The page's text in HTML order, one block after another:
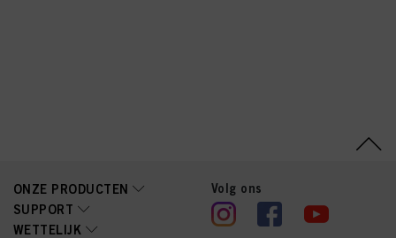
Sulfate, Sodium
Hyaluronate, 5-Amino-6-
Chloro-o-Cresol, 2,4-
Diaminophenoxyethanol
ONZE PRODUCTEN
SUPPORT
WETTELIJK
Volg ons